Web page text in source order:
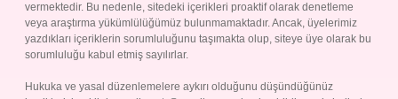
vermektedir. Bu nedenle, sitedeki içerikleri proaktif olarak denetleme
veya araştırma yükümlülüğümüz bulunmamaktadır. Ancak, üyelerimiz
yazdıkları içeriklerin sorumluluğunu taşımakta olup, siteye üye olarak bu
sorumluluğu kabul etmiş sayılırlar.
Hukuka ve yasal düzenlemelere aykırı olduğunu düşündüğünüz